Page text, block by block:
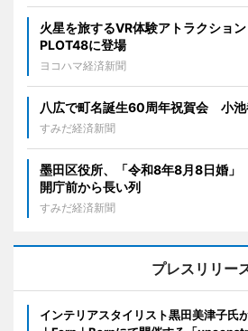
火星を旅するVR体験アトラクショ
PLOT48に登場
ヨコハマ経済新聞
八広で町名誕生60周年祝賀会 小池
すみだ経済新聞
墨田区役所、「令和8年8月8日婚
開庁前から長い列
すみだ経済新聞
プレスリリー
インテリアスタイリスト黒田美津子